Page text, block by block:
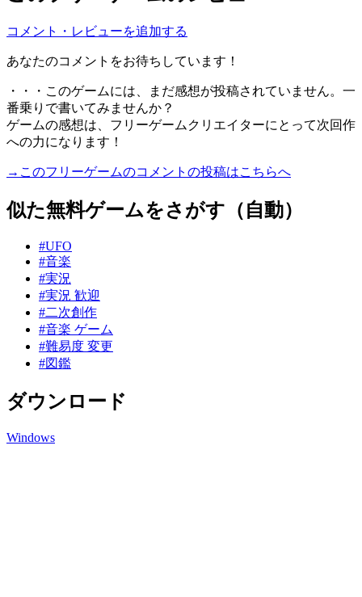
コメント・レビューを追加する
あなたのコメントをお待ちしています！
・・・このゲームには、まだ感想が投稿されていません。一
番乗りで書いてみませんか？
ゲームの感想は、フリーゲームクリエイターにとって次回作
への力になります！
→このフリーゲームのコメントの投稿はこちらへ
似た無料ゲームをさがす（自動）
#UFO
#音楽
#実況
#実況 歓迎
#二次創作
#音楽 ゲーム
#難易度 変更
#図鑑
ダウンロード
Windows